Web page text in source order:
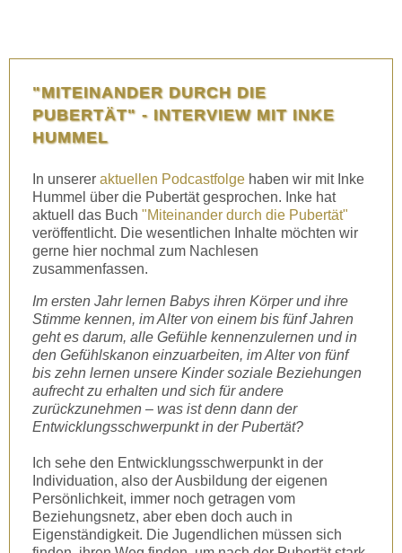
"MITEINANDER DURCH DIE
PUBERTÄT" - INTERVIEW MIT INKE
HUMMEL
In unserer aktuellen Podcastfolge haben wir mit Inke
Hummel über die Pubertät gesprochen. Inke hat
aktuell das Buch "Miteinander durch die Pubertät"
veröffentlicht. Die wesentlichen Inhalte möchten wir
gerne hier nochmal zum Nachlesen
zusammenfassen.
Im ersten Jahr lernen Babys ihren Körper und ihre
Stimme kennen, im Alter von einem bis fünf Jahren
geht es darum, alle Gefühle kennenzulernen und in
den Gefühlskanon einzuarbeiten, im Alter von fünf
bis zehn lernen unsere Kinder soziale Beziehungen
aufrecht zu erhalten und sich für andere
zurückzunehmen – was ist denn dann der
Entwicklungsschwerpunkt in der Pubertät?
Ich sehe den Entwicklungsschwerpunkt in der
Individuation, also der Ausbildung der eigenen
Persönlichkeit, immer noch getragen vom
Beziehungsnetz, aber eben doch auch in
Eigenständigkeit. Die Jugendlichen müssen sich